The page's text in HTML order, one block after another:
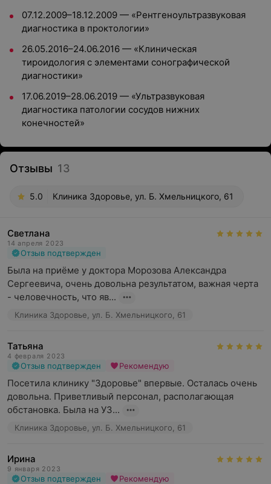
07.12.2009–18.12.2009 — «Рентгеноультразвуковая
диагностика в проктологии»
26.05.2016–24.06.2016 — «Клиническая
тироидология с элементами сонографической
диагностики»
17.06.2019–28.06.2019 — «Ультразвуковая
диагностика патологии сосудов нижних
конечностей»
Отзывы 13
5.0 Клиника Здоровье, ул. Б. Хмельницкого, 61
Светлана
14 апреля 2023
Отзыв подтвержден
Была на приёме у доктора Морозова Александра
Сергеевича, очень довольна результатом, важная черта
- человечность, что яв...
Клиника Здоровье, ул. Б. Хмельницкого, 61
Татьяна
4 февраля 2023
Отзыв подтвержден Рекомендую
Посетила клинику "Здоровье" впервые. Осталась очень
довольна. Приветливый персонал, располагающая
обстановка. Была на УЗ...
Клиника Здоровье, ул. Б. Хмельницкого, 61
Ирина
9 января 2023
Отзыв подтвержден Рекомендую